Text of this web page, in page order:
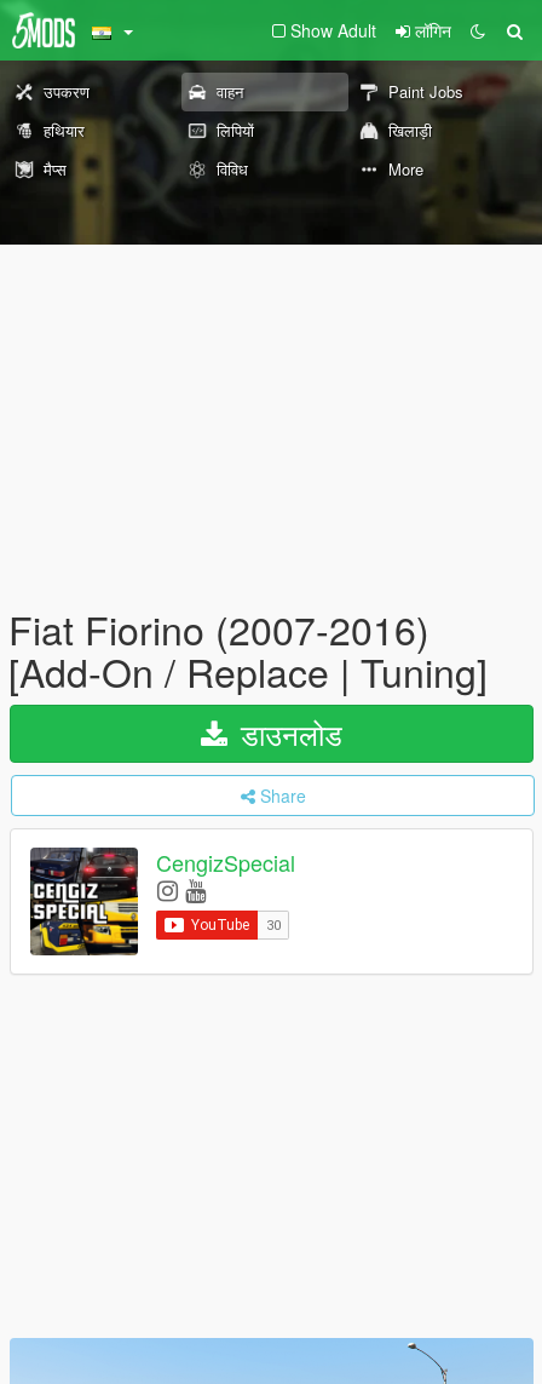
Show Adult लॉगिन
उपकरण वाहन
Paint Jobs
हथियार
लिपियों
खिलाड़ी
मैप्स
विविध More
Fiat Fiorino (2007-2016)
[Add-On / Replace | Tuning]
डाउनलोड
Share
CengizSpecial